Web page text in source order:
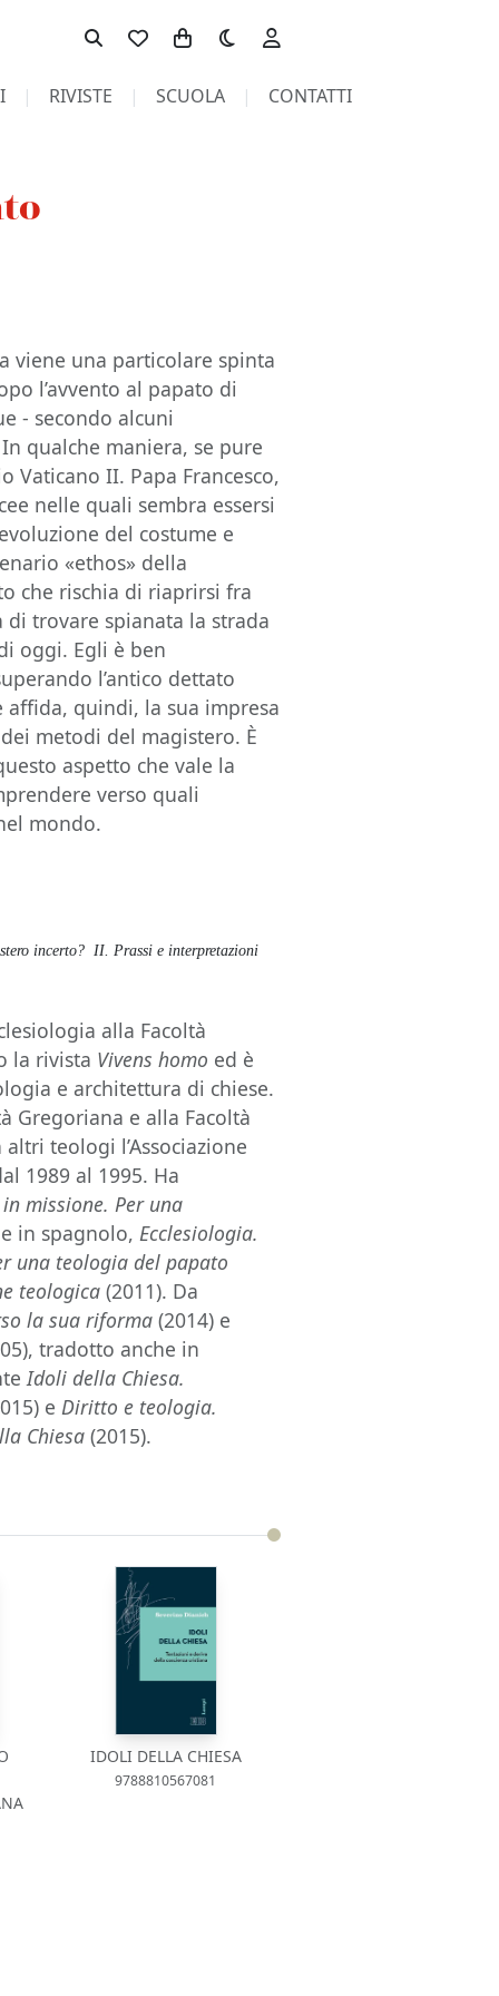
Toggle theme
RIVISTE SCUOLA CONTATTI
viene una particolare spinta
l’avvento al papato di
- secondo alcuni
qualche maniera, se pure
II. Papa Francesco,
nelle quali sembra essersi
del costume e
«ethos» della
che rischia di riaprirsi fra
di trovare spianata la strada
oggi. Egli è ben
l’antico dettato
quindi, la sua impresa
metodi del magistero. È
aspetto che vale la
verso quali
mondo.
incerto? II. Prassi e interpretazioni
alla Facoltà
la rivista Vivens homo ed è
e architettura di chiese.
Gregoriana e alla Facoltà
teologi l’Associazione
1989 al 1995. Ha
in missione. Per una
in spagnolo,Ecclesiologia.
una teologia del papato
teologica (2011). Da
la sua riforma (2014) e
tradotto anche in
Idoli della Chiesa.
eDiritto e teologia.
Chiesa (2015).
IDOLI DELLA CHIESA
9788810567081